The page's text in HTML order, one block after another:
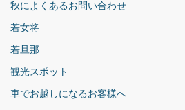
秋によくあるお問い合わせ
若女将
若旦那
観光スポット
車でお越しになるお客様へ